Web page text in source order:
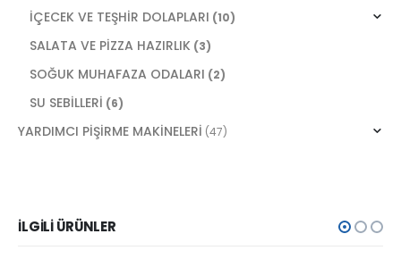
İÇECEK VE TEŞHİR DOLAPLARI (10)
SALATA VE PİZZA HAZIRLIK (3)
SOĞUK MUHAFAZA ODALARI (2)
SU SEBİLLERİ (6)
YARDIMCI PİŞİRME MAKİNELERİ (47)
İLGILI ÜRÜNLER